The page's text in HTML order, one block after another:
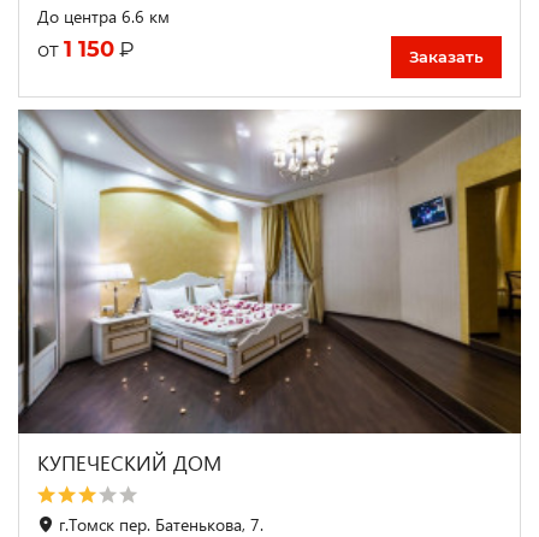
До центра 6.6 км
от 1 150 ₽ Заказать
КУПЕЧЕСКИЙ ДОМ
г.Томск пер. Батенькова, 7.